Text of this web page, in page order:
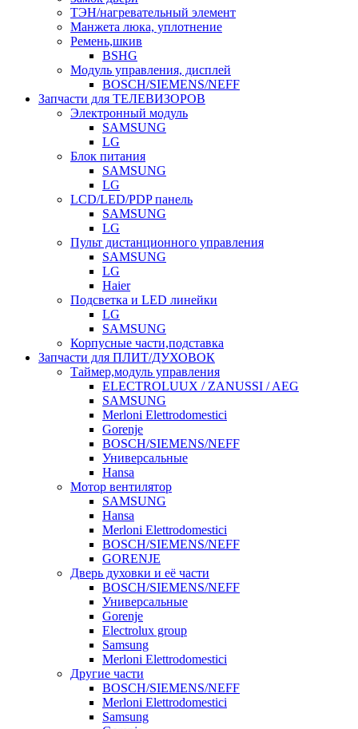
ТЭН/нагревательный элемент
Манжета люка, уплотнение
Ремень,шкив
BSHG
Модуль управления, дисплей
BOSCH/SIEMENS/NEFF
Запчасти для ТЕЛЕВИЗОРОВ
Электронный модуль
SAMSUNG
LG
Блок питания
SAMSUNG
LG
LCD/LED/PDP панель
SAMSUNG
LG
Пульт дистанционного управления
SAMSUNG
LG
Haier
Подсветка и LED линейки
LG
SAMSUNG
Корпусные части,подставка
Запчасти для ПЛИТ/ДУХОВОК
Таймер,модуль управления
ELECTROLUUX / ZANUSSI / AEG
SAMSUNG
Merloni Elettrodomestici
Gorenje
BOSCH/SIEMENS/NEFF
Универсальные
Hansa
Мотор вентилятор
SAMSUNG
Hansa
Merloni Elettrodomestici
BOSCH/SIEMENS/NEFF
GORENJE
Дверь духовки и её части
BOSCH/SIEMENS/NEFF
Универсальные
Gorenje
Electrolux group
Samsung
Merloni Elettrodomestici
Другие части
BOSCH/SIEMENS/NEFF
Merloni Elettrodomestici
Samsung